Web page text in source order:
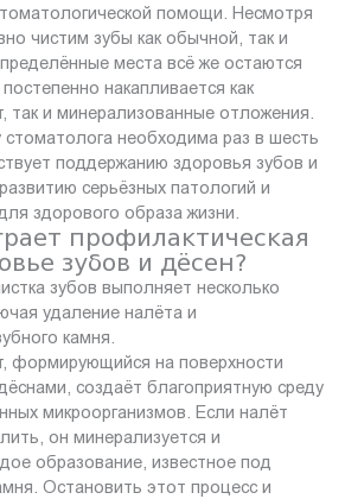
помощи. Несмотря
чистим зубы как обычной, так и
места всё же остаются
накапливается как
так и минерализованные отложения.
стоматолога необходима раз в шесть
поддержанию здоровья зубов и
серьёзных патологий и
здорового образа жизни.
профилактическая
зубов и дёсен?
зубов выполняет несколько
удаление налёта и
камня.
формирующийся на поверхности
создаёт благоприятную среду
микроорганизмов. Если налёт
он минерализуется и
образование, известное под
Остановить этот процесс и